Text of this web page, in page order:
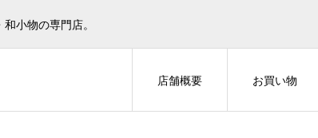
小物の専門店。
店舗概要 お買い物